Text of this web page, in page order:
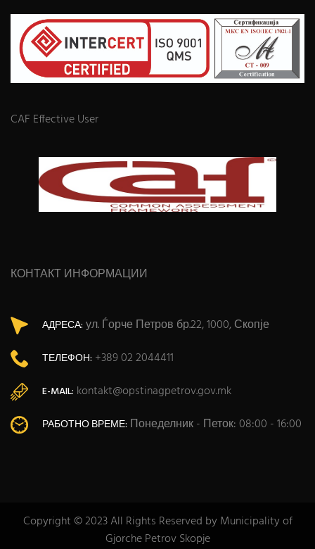
CAF Effective User
КОНТАКТ ИНФОРМАЦИИ
АДРЕСА: ул. Ѓорче Петров бр.22, 1000, Скопје
ТЕЛЕФОН: +389 02 2044411
E-MAIL: kontakt@opstinagpetrov.gov.mk
РАБОТНО ВРЕМЕ: Понеделник - Петок: 08:00 - 16:00
Copyright © 2023 All Rights Reserved by Municipality of
Gjorche Petrov Skopje